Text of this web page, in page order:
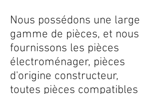
Nous possédons une large
gamme de pièces, et nous
fournissons les pièces
électroménager, pièces
d'origine constructeur,
toutes pièces compatibles